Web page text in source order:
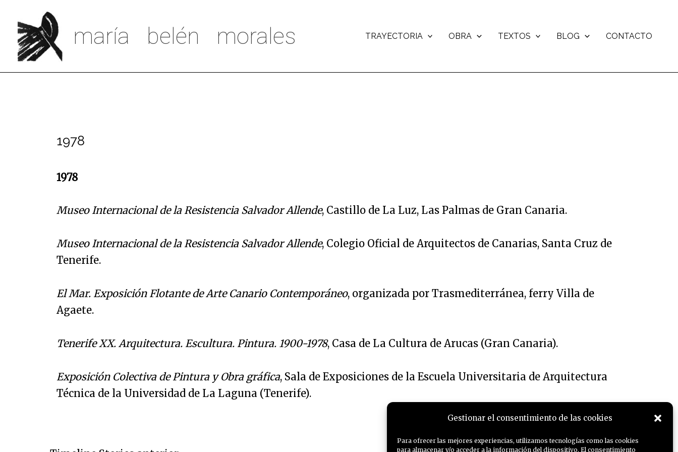
Gestionar el consentimiento de las cookies
Para ofrecer las mejores experiencias, utilizamos tecnologías como las cookies
para almacenar y/o acceder a la información del dispositivo. El consentimiento
contenido
maría belén morales TRAYECTORIA OBRA TEXTOS BLOG CONTACTO
1978
1978
Museo Internacional de la Resistencia Salvador Allende, Castillo de La Luz, Las Palmas de Gran Canaria.
Museo Internacional de la Resistencia Salvador Allende, Colegio Oficial de Arquitectos de Canarias, Santa Cruz de
Tenerife.
El Mar. Exposición Flotante de Arte Canario Contemporáneo, organizada por Trasmediterránea, ferry Villa de
Agaete.
Tenerife XX. Arquitectura. Escultura. Pintura. 1900-1978, Casa de La Cultura de Arucas (Gran Canaria).
Exposición Colectiva de Pintura y Obra gráfica, Sala de Exposiciones de la Escuela Universitaria de Arquitectura
Técnica de la Universidad de La Laguna (Tenerife).